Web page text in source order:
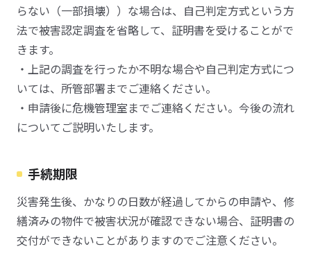
らない（一部損壊））な場合は、自己判定方式という方
法で被害認定調査を省略して、証明書を受けることがで
きます。
・上記の調査を行ったか不明な場合や自己判定方式につ
いては、所管部署までご連絡ください。
・申請後に危機管理室までご連絡ください。今後の流れ
についてご説明いたします。
手続期限
災害発生後、かなりの日数が経過してからの申請や、修
繕済みの物件で被害状況が確認できない場合、証明書の
交付ができないことがありますのでご注意ください。